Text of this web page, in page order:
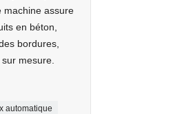
machine assure
en béton,
bordures,
mesure.
automatique